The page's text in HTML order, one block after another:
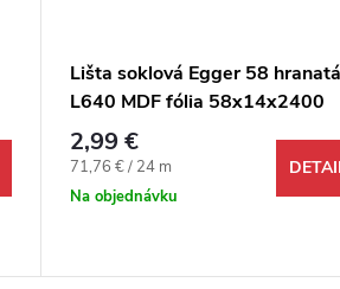
Lišta soklová Egger 58 hranatá
L640 MDF fólia 58x14x2400
mm
2,99 €
Jednotková cena:
71,76 € / 24 m
Na objednávku